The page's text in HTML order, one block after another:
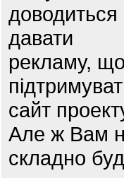
доводиться
давати
рекламу,
сайт
Але ж Вам
складно